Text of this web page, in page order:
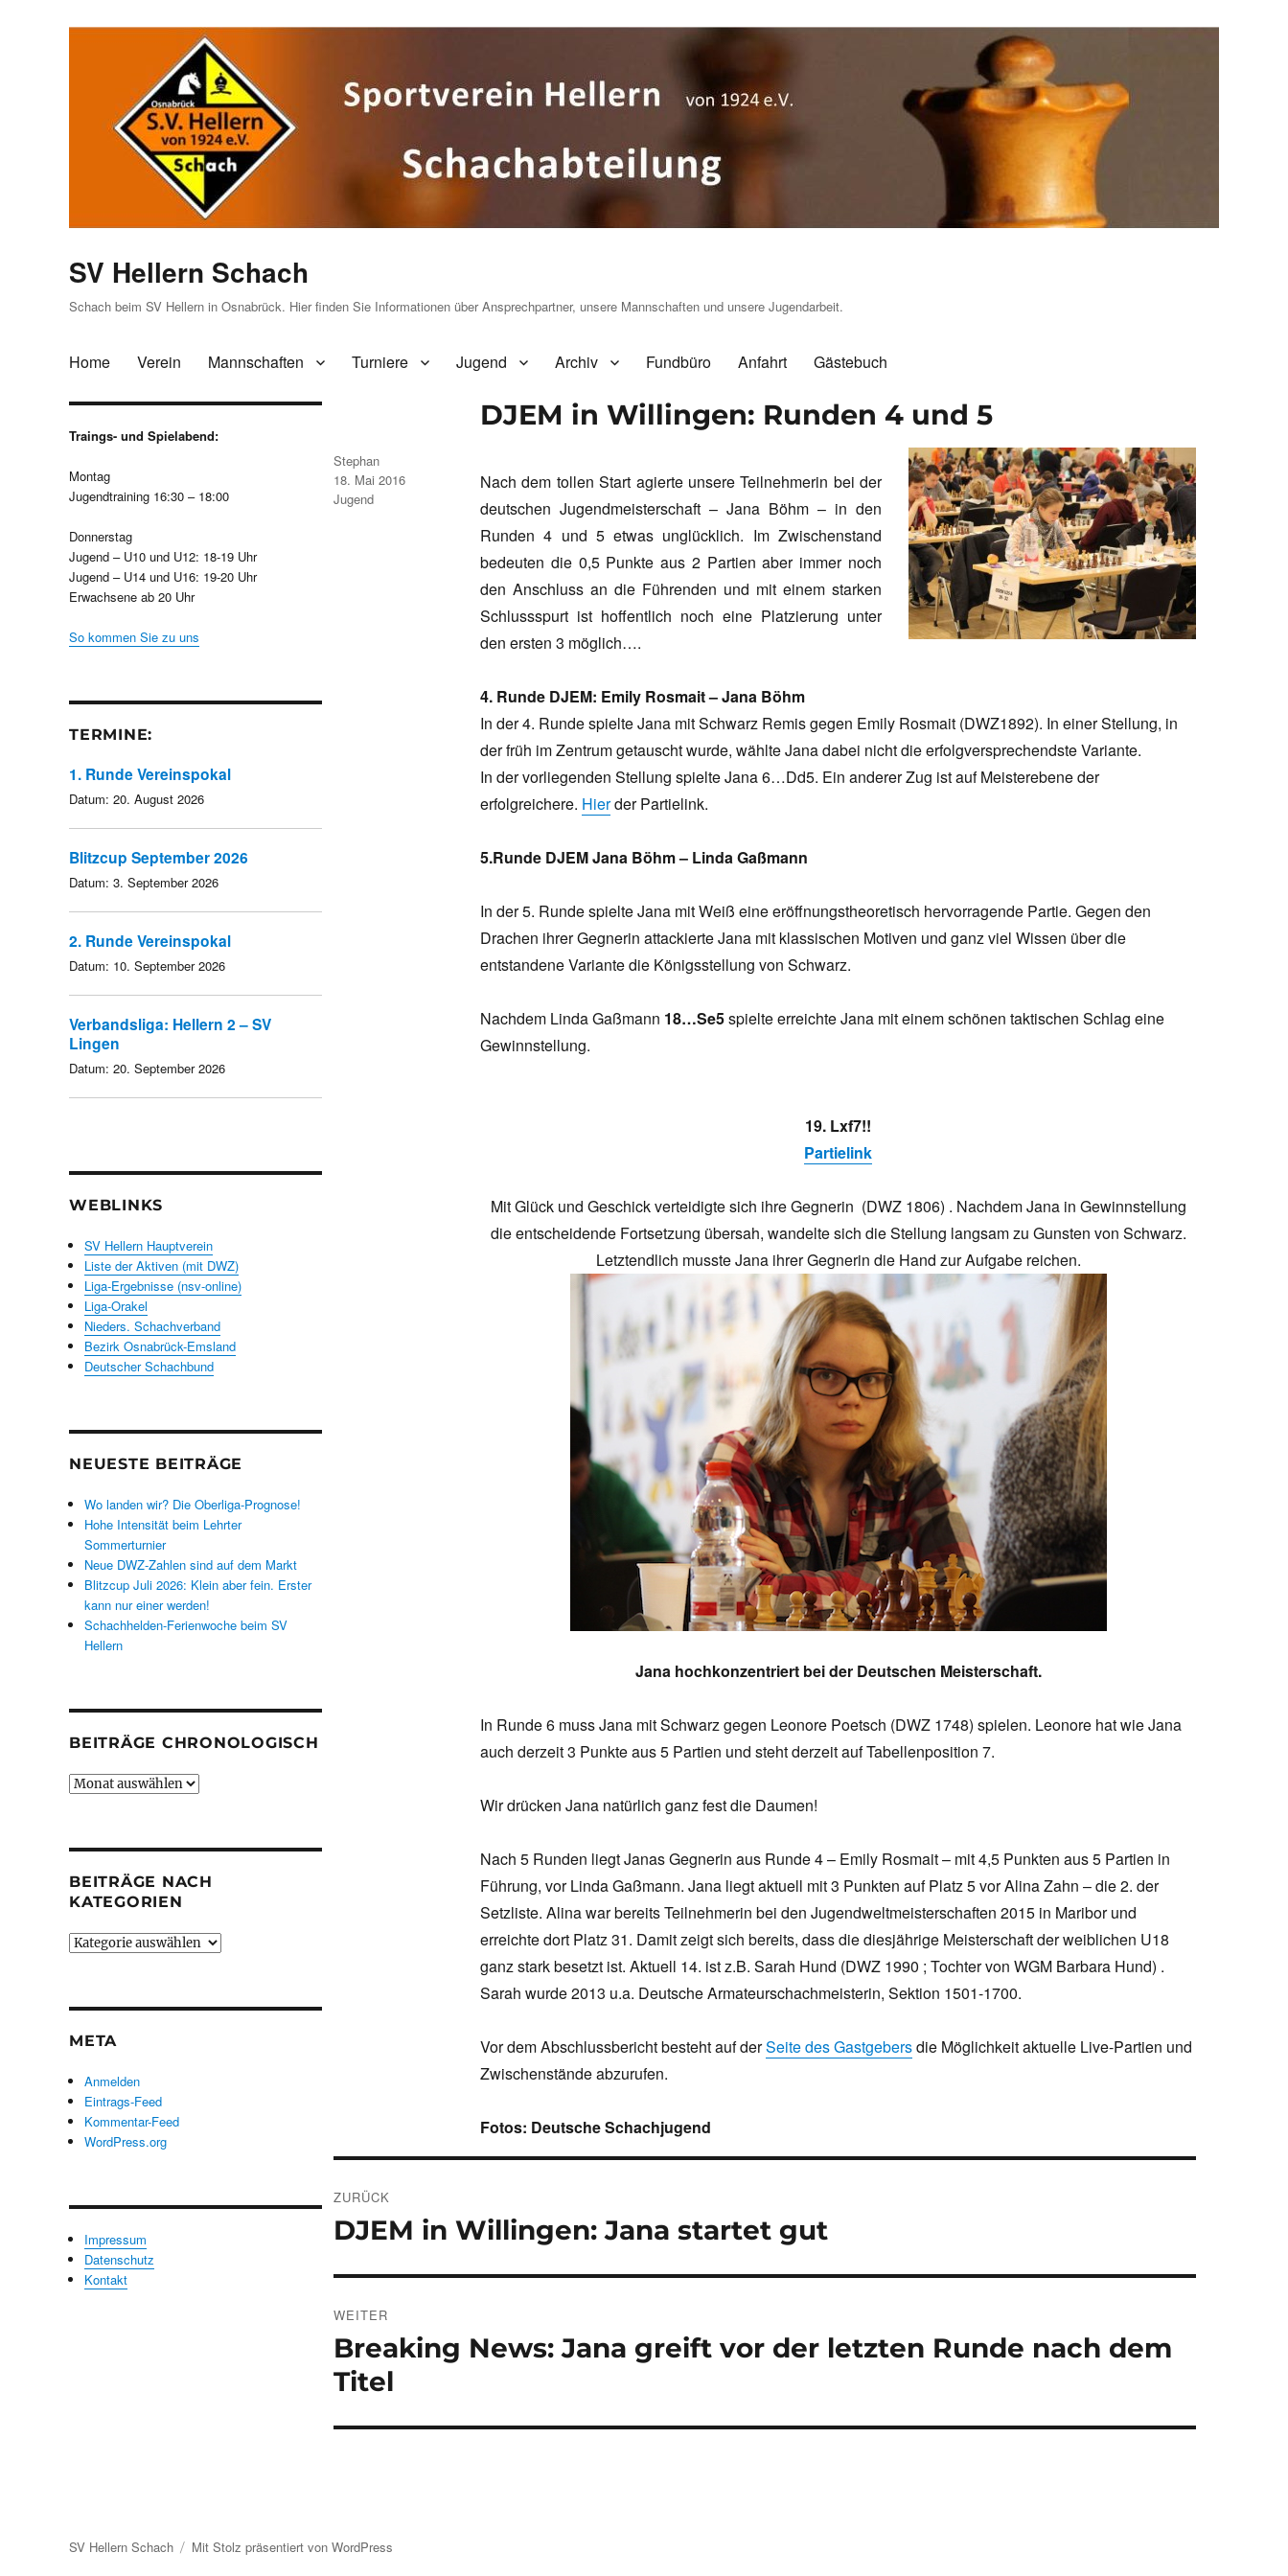
SV Hellern Schach
Schach beim SV Hellern in Osnabrück. Hier finden Sie Informationen über Ansprechpartner, unsere Mannschaften und unsere Jugendarbeit.
Home Verein Mannschaften Turniere Jugend Archiv Fundbüro Anfahrt Gästebuch
DJEM in Willingen: Runden 4 und 5
Nach dem tollen Start agierte unsere Teilnehmerin bei der
deutschen Jugendmeisterschaft – Jana Böhm – in den
Runden 4 und 5 etwas unglücklich. Im Zwischenstand
bedeuten die 0,5 Punkte aus 2 Partien aber immer noch
den Anschluss an die Führenden und mit einem starken
Schlussspurt ist hoffentlich noch eine Platzierung unter
den ersten 3 möglich….
4. Runde DJEM: Emily Rosmait – Jana Böhm
In der 4. Runde spielte Jana mit Schwarz Remis gegen Emily Rosmait (DWZ1892). In einer Stellung, in
der früh im Zentrum getauscht wurde, wählte Jana dabei nicht die erfolgversprechendste Variante.
In der vorliegenden Stellung spielte Jana 6…Dd5. Ein anderer Zug ist auf Meisterebene der
erfolgreichere. Hierder Partielink.
5.Runde DJEM Jana Böhm – Linda Gaßmann
In der 5. Runde spielte Jana mit Weiß eine eröffnungstheoretisch hervorragende Partie. Gegen den
Drachen ihrer Gegnerin attackierte Jana mit klassischen Motiven und ganz viel Wissen über die
entstandene Variante die Königsstellung von Schwarz.
Nachdem Linda Gaßmann 18…Se5spielte erreichte Jana mit einem schönen taktischen Schlag eine
Gewinnstellung.
19. Lxf7!!
Partielink
Mit Glück und Geschick verteidigte sich ihre Gegnerin (DWZ 1806) . Nachdem Jana in Gewinnstellung
die entscheidende Fortsetzung übersah, wandelte sich die Stellung langsam zu Gunsten von Schwarz.
Letztendlich musste Jana ihrer Gegnerin die Hand zur Aufgabe reichen.
Jana hochkonzentriert bei der Deutschen Meisterschaft.
In Runde 6 muss Jana mit Schwarz gegen Leonore Poetsch (DWZ 1748) spielen. Leonore hat wie Jana
auch derzeit 3 Punkte aus 5 Partien und steht derzeit auf Tabellenposition 7.
Wir drücken Jana natürlich ganz fest die Daumen!
Nach 5 Runden liegt Janas Gegnerin aus Runde 4 – Emily Rosmait – mit 4,5 Punkten aus 5 Partien in
Führung, vor Linda Gaßmann. Jana liegt aktuell mit 3 Punkten auf Platz 5 vor Alina Zahn – die 2. der
Setzliste. Alina war bereits Teilnehmerin bei den Jugendweltmeisterschaften 2015 in Maribor und
erreichte dort Platz 31. Damit zeigt sich bereits, dass die diesjährige Meisterschaft der weiblichen U18
ganz stark besetzt ist. Aktuell 14. ist z.B. Sarah Hund (DWZ 1990 ; Tochter von WGM Barbara Hund) .
Sarah wurde 2013 u.a. Deutsche Armateurschachmeisterin, Sektion 1501-1700.
Vor dem Abschlussbericht besteht auf derSeite des Gastgebersdie Möglichkeit aktuelle Live-Partien und
Zwischenstände abzurufen.
Fotos: Deutsche Schachjugend
Autor
Stephan
Veröffentlicht
am
18. Mai 2016
Kategorien
Jugend
ZURÜCK
Vorheriger
DJEM in Willingen: Jana startet gut
WEITER
Nächster
Beitrag:
Breaking News: Jana greift vor der letzten Runde nach dem
Titel
Traings- und Spielabend:
Montag
Jugendtraining 16:30 – 18:00
Donnerstag
Jugend – U10 und U12: 18-19 Uhr
Jugend – U14 und U16: 19-20 Uhr
Erwachsene ab 20 Uhr
So kommen Sie zu uns
TERMINE:
1. Runde Vereinspokal
Datum: 20. August 2026
Blitzcup September 2026
Datum: 3. September 2026
2. Runde Vereinspokal
Datum: 10. September 2026
Verbandsliga: Hellern 2 – SV
Lingen
Datum: 20. September 2026
WEBLINKS
SV Hellern Hauptverein
Liste der Aktiven (mit DWZ)
Liga-Ergebnisse (nsv-online)
Liga-Orakel
Nieders. Schachverband
Bezirk Osnabrück-Emsland
Deutscher Schachbund
NEUESTE BEITRÄGE
Wo landen wir? Die Oberliga-Prognose!
Hohe Intensität beim Lehrter
Sommerturnier
Neue DWZ-Zahlen sind auf dem Markt
Blitzcup Juli 2026: Klein aber fein. Erster
kann nur einer werden!
Schachhelden-Ferienwoche beim SV
Hellern
BEITRÄGE CHRONOLOGISCH
Beiträge
BEITRÄGE NACH
KATEGORIEN
Beiträge
META
Anmelden
Eintrags-Feed
Kommentar-Feed
WordPress.org
Impressum
Datenschutz
Kontakt
SV Hellern Schach Mit Stolz präsentiert von WordPress